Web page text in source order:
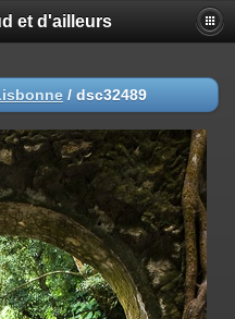
et d'ailleurs
/ dsc32489